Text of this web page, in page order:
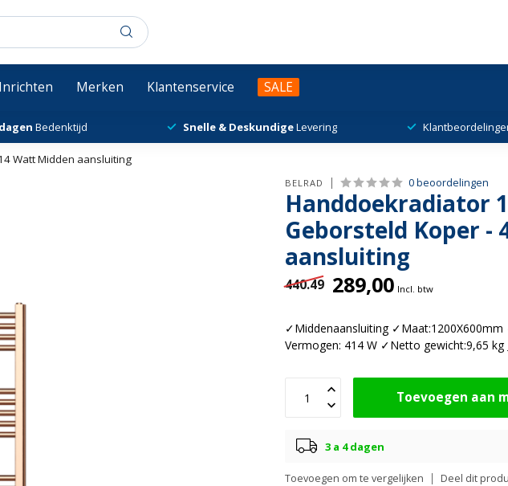
Merken Klantenservice SALE
Bedenktijd Snelle & DeskundigeLevering
Watt Midden aansluiting
BELRAD 0 beoordelingen
Handdoekradiator
Geborsteld Koper -
aansluiting
440.49 289,00 Incl. btw
✓Middenaansluiting
Vermogen: 414 W ✓Netto gewicht:9,65 kg
Toevoegen aan
3 a 4 dagen
Toevoegen om te vergelijken Deel dit